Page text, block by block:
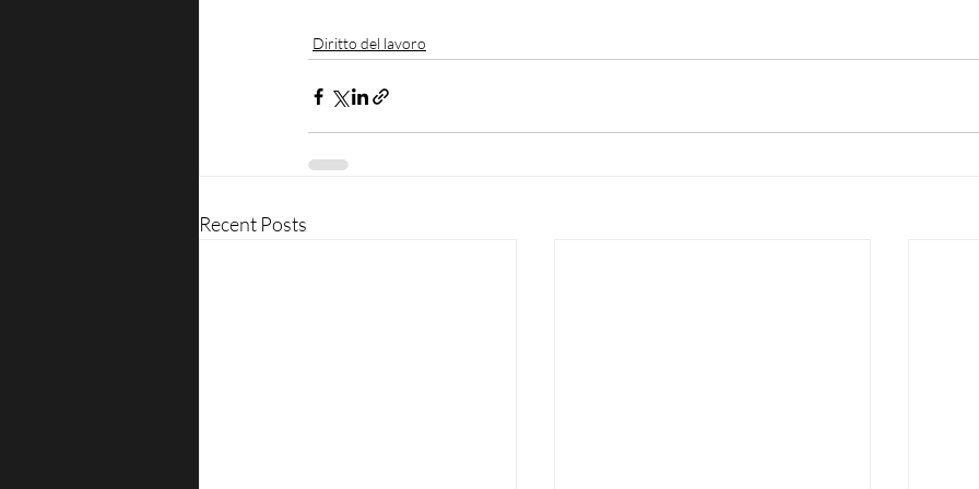
Diritto del lavoro
Recent Posts